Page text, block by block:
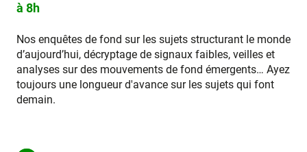
à 8h
Nos enquêtes de fond sur les sujets structurant le monde
d’aujourd’hui, décryptage de signaux faibles, veilles et
analyses sur des mouvements de fond émergents… Ayez
toujours une longueur d'avance sur les sujets qui font
demain.